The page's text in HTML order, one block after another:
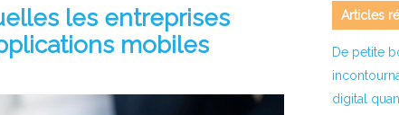
les entreprises
mobiles
Articles
De petite
digital